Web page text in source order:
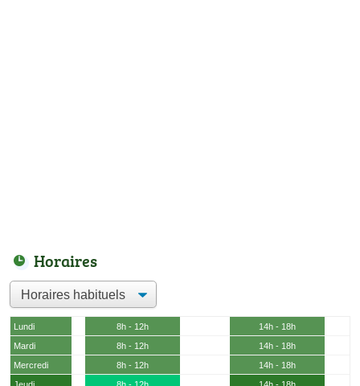
Horaires
Lundi 8h - 12h
14h - 18h
Mardi
8h - 12h
14h - 18h
Mercredi
8h - 12h
14h - 18h
Jeudi
8h - 12h
14h - 18h